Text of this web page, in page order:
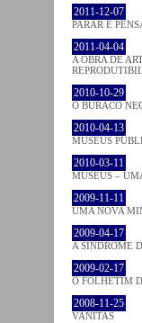
2011-12-07
PARAR E
2011-04-04
A OBRA DE
2010-10-29
O BURACO
2010-04-13
MUSEUS
2010-03-11
MUSEUS –
2009-11-11
UMA NOVA
2009-04-17
A SÍNDROME
2009-02-17
O FOLHETIM
2008-11-25
VANITAS